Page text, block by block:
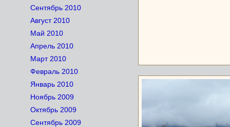
Сентябрь 2010
Август 2010
Май 2010
Апрель 2010
Март 2010
Февраль 2010
Январь 2010
Ноябрь 2009
Октябрь 2009
Сентябрь 2009